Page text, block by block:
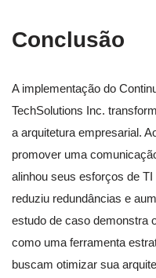
Conclusão
A implementação do
TechSolutions Inc.
a arquitetura empresarial.
promover uma
alinhou seus esforços de
reduziu redundâncias e
estudo de caso demonstra
como uma ferramenta
buscam otimizar sua